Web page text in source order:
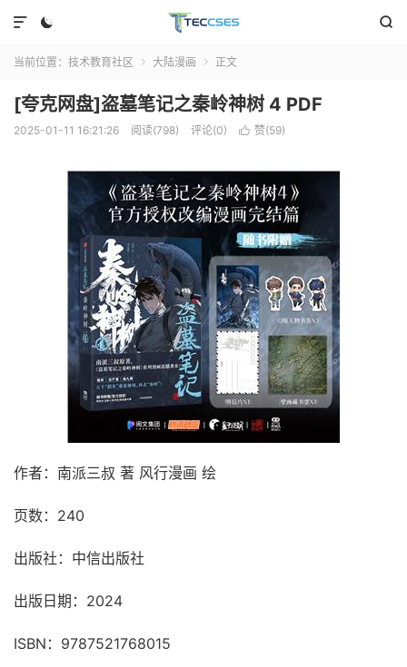
 

当前位置： 技术教育社区  大陆漫画  正文
[夸克网盘]盗墓笔记之秦岭神树 4 PDF
2025-01-11 16:21:26 阅读(798) 评论(0)  赞(59)
作者：南派三叔 著 风行漫画 绘
页数：240
出版社：中信出版社
出版日期：2024
ISBN：9787521768015